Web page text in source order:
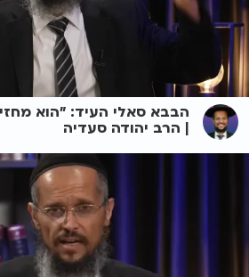
הבבא סאלי העיד: "הוא
| הרב יהודה סעדיה